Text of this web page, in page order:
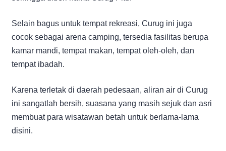
Selain bagus untuk tempat rekreasi, Curug ini juga
cocok sebagai arena camping, tersedia fasilitas berupa
kamar mandi, tempat makan, tempat oleh-oleh, dan
tempat ibadah.
Karena terletak di daerah pedesaan, aliran air di Curug
ini sangatlah bersih, suasana yang masih sejuk dan asri
membuat para wisatawan betah untuk berlama-lama
disini.